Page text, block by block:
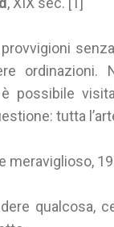
ordinazioni.
possibile
tutta
meraviglioso,
qualcosa,